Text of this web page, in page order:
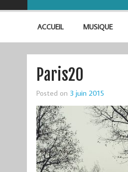
ACCUEIL MUSIQUE
Paris20
Posted on 3 juin 2015